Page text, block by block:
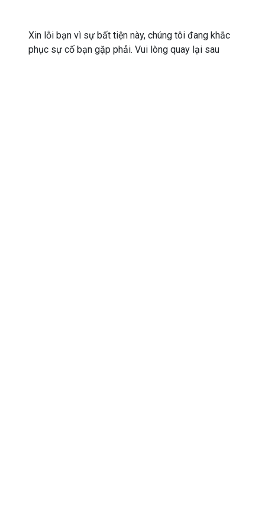
Xin lỗi bạn vì sự bất tiện này, chúng tôi đang khắc
phục sự cố bạn gặp phải. Vui lòng quay lại sau